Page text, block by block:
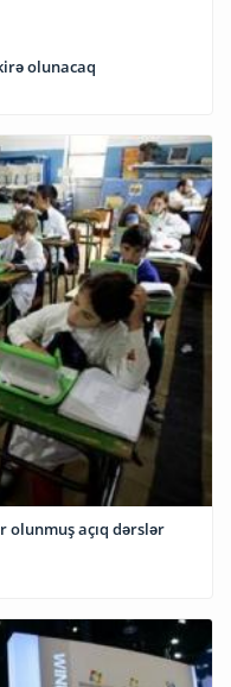
olunacaq
olunmuş açıq dərslər